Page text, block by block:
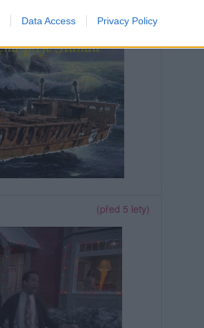
Data Access Privacy Policy
(před 5 lety)